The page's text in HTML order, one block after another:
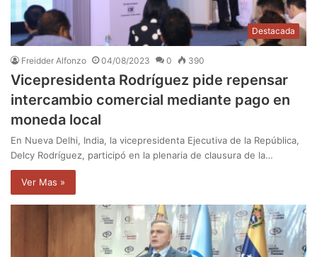
Destacada
Freidder Alfonzo 04/08/2023 0 390
Vicepresidenta Rodríguez pide repensar
intercambio comercial mediante pago en
moneda local
En Nueva Delhi, India, la vicepresidenta Ejecutiva de la República,
Delcy Rodríguez, participó en la plenaria de clausura de la…
Ver Mas »